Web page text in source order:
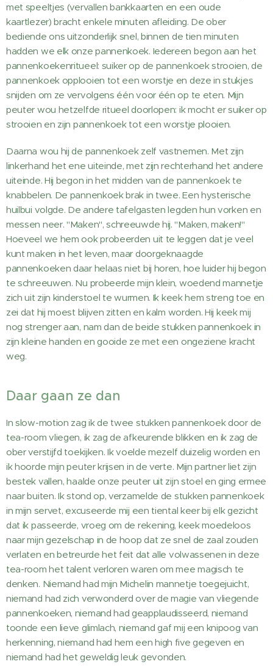
met speeltjes (vervallen bankkaarten en een oude
kaartlezer) bracht enkele minuten afleiding. De ober
bediende ons uitzonderlijk snel, binnen de tien minuten
hadden we elk onze pannenkoek. Iedereen begon aan het
pannenkoekenritueel: suiker op de pannenkoek strooien, de
pannenkoek opplooien tot een worstje en deze in stukjes
snijden om ze vervolgens één voor één op te eten. Mijn
peuter wou hetzelfde ritueel doorlopen: ik mocht er suiker op
strooien en zijn pannenkoek tot een worstje plooien.
Daarna wou hij de pannenkoek zelf vastnemen. Met zijn
linkerhand het ene uiteinde, met zijn rechterhand het andere
uiteinde. Hij begon in het midden van de pannenkoek te
knabbelen. De pannenkoek brak in twee. Een hysterische
huilbui volgde. De andere tafelgasten legden hun vorken en
messen neer. "Maken", schreeuwde hij. "Maken, maken!"
Hoeveel we hem ook probeerden uit te leggen dat je veel
kunt maken in het leven, maar doorgeknaagde
pannenkoeken daar helaas niet bij horen, hoe luider hij begon
te schreeuwen. Nu probeerde mijn klein, woedend mannetje
zich uit zijn kinderstoel te wurmen. Ik keek hem streng toe en
zei dat hij moest blijven zitten en kalm worden. Hij keek mij
nog strenger aan, nam dan de beide stukken pannenkoek in
zijn kleine handen en gooide ze met een ongeziene kracht
weg.
Daar gaan ze dan
In slow-motion zag ik de twee stukken pannenkoek door de
tea-room vliegen, ik zag de afkeurende blikken en ik zag de
ober verstijfd toekijken. Ik voelde mezelf duizelig worden en
ik hoorde mijn peuter krijsen in de verte. Mijn partner liet zijn
bestek vallen, haalde onze peuter uit zijn stoel en ging ermee
naar buiten. Ik stond op, verzamelde de stukken pannenkoek
in mijn servet, excuseerde mij een tiental keer bij elk gezicht
dat ik passeerde, vroeg om de rekening, keek moedeloos
naar mijn gezelschap in de hoop dat ze snel de zaal zouden
verlaten en betreurde het feit dat alle volwassenen in deze
tea-room het talent verloren waren om mee magisch te
denken. Niemand had mijn Michelin mannetje toegejuicht,
niemand had zich verwonderd over de magie van vliegende
pannenkoeken, niemand had geapplaudisseerd, niemand
toonde een lieve glimlach, niemand gaf mij een knipoog van
herkenning, niemand had hem een high five gegeven en
niemand had het geweldig leuk gevonden.